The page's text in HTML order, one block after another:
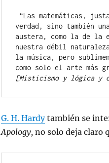
verdad, sino también
austera, como la de la
nuestra débil
la música, pero
[Misticismo y lógica y
G. H. Hardytambién se
Apology, no solo deja claro